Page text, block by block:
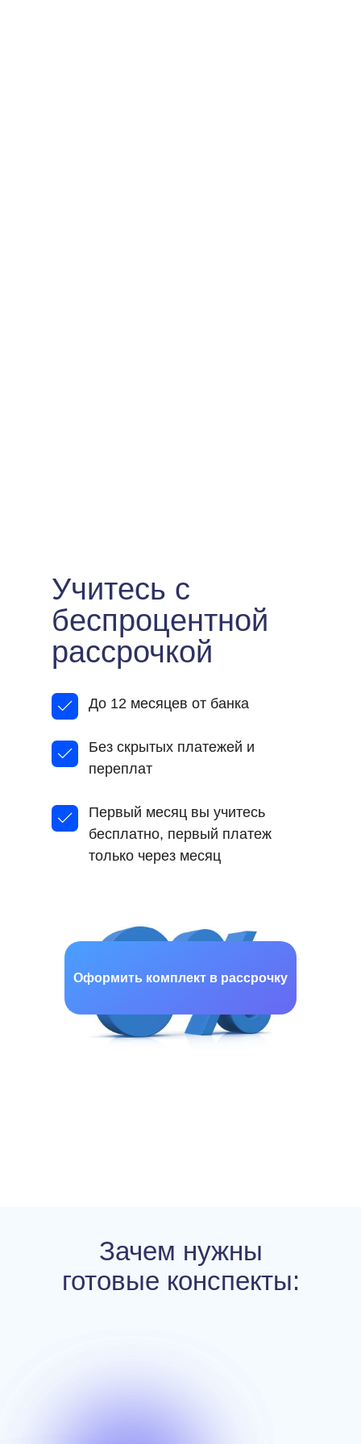
Учитесь с
беспроцентной
рассрочкой
До 12 месяцев от банка
Без скрытых платежей и
переплат
Первый месяц вы учитесь
бесплатно, первый платеж
только через месяц
Оформить комплект в рассрочку
Зачем нужны
готовые конспекты: